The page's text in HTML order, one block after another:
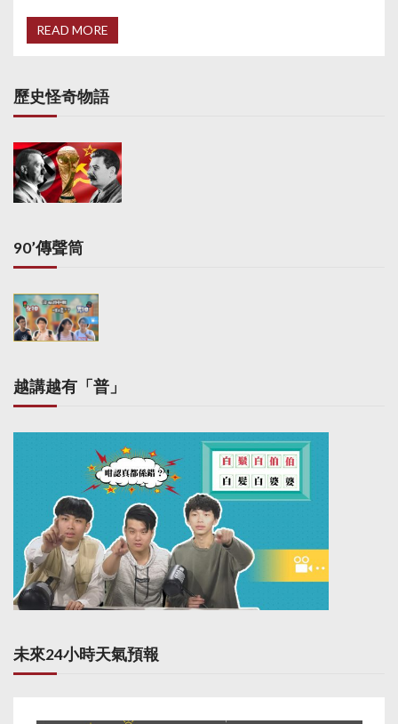
READ MORE
歷史怪奇物語
90’傳聲筒
越講越有「普」
未來24小時天氣預報